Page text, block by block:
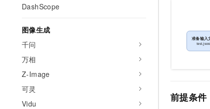
DashScope
图像生成
千问
万相
Z-Image
可灵
Vidu
前提条件
千问AI平台-Token
数据库
大数据计算
媒体服务
企业服务与云通信
可观测
上云与迁云
企业出海
政企业务
产品新客免费试用，
大模型ACA认证体验
生态解决方案
AI 开发和 AI 应用解